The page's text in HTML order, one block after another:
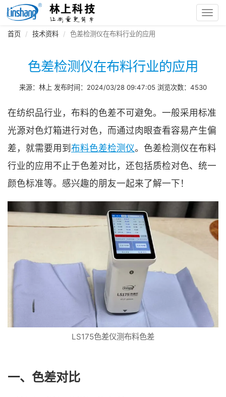
首页 技术资料 色差检测仪在布料行业的应用
色差检测仪在布料行业的应用
来源：林上 发布时间：2024/03/28 09:47:05 浏览次数：4530
在纺织品行业，布料的色差不可避免。一般采用标准
光源对色灯箱进行对色，而通过肉眼查看容易产生偏
差，就需要用到 布料色差检测仪。色差检测仪在布料
行业的应用不止于色差对比，还包括质检对色、统一
颜色标准等。感兴趣的朋友一起来了解一下！
LS175色差仪测布料色差
一、色差对比